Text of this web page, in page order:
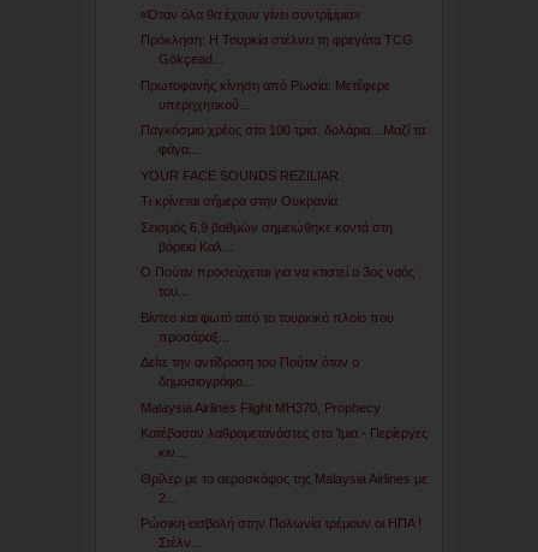
«Όταν όλα θα έχουν γίνει συντρίμμια»
Πρόκληση: Η Τουρκία στέλνει τη φρεγάτα TCG
Gökçead...
Πρωτοφανής κίνηση από Ρωσία: Μετέφερε
υπερηχητικού...
Παγκόσμιο χρέος στα 100 τρισ. δολάρια…Μαζί τα
φάγα...
YOUR FACE SOUNDS REZILIAR
Τι κρίνεται σήμερα στην Ουκρανία
Σεισμός 6,9 βαθμών σημειώθηκε κοντά στη
βόρεια Καλ...
Ο Πούτιν προσεύχεται για να κτιστεί ο 3ος ναός
του...
Βίντεο και φωτό από το τουρκικό πλοίο που
προσάραξ...
Δείτε την αντίδραση του Πούτιν όταν ο
δημοσιογράφο...
Malaysia Airlines Flight MH370, Prophecy
Κατέβασαν λαθρομετανάστες στα Ίμια - Περίεργες
κιν...
Θρίλερ με το αεροσκάφος της Malaysia Airlines με
2...
Ρώσικη εισβολή στην Πολωνία τρέμουν οι ΗΠΑ !
Στέλν...